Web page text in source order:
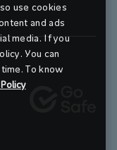
use cookies
and ads
media. If you
You can
To know